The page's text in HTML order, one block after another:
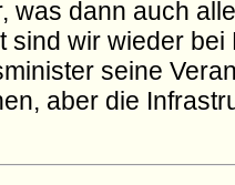
was dann auch
sind wir wieder bei
seine
aber die